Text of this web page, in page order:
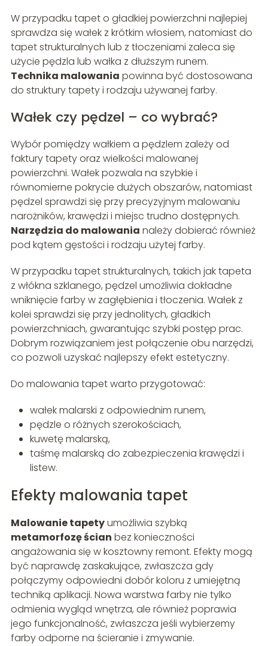
W przypadku tapet o gładkiej powierzchni najlepiej
sprawdza się wałek z krótkim włosiem, natomiast do
tapet strukturalnych lub z tłoczeniami zaleca się
użycie pędzla lub wałka z dłuższym runem.
Technika malowania powinna być dostosowana
do struktury tapety i rodzaju używanej farby.
Wałek czy pędzel – co wybrać?
Wybór pomiędzy wałkiem a pędzlem zależy od
faktury tapety oraz wielkości malowanej
powierzchni. Wałek pozwala na szybkie i
równomierne pokrycie dużych obszarów, natomiast
pędzel sprawdzi się przy precyzyjnym malowaniu
narożników, krawędzi i miejsc trudno dostępnych.
Narzędzia do malowania należy dobierać również
pod kątem gęstości i rodzaju użytej farby.
W przypadku tapet strukturalnych, takich jak tapeta
z włókna szklanego, pędzel umożliwia dokładne
wniknięcie farby w zagłębienia i tłoczenia. Wałek z
kolei sprawdzi się przy jednolitych, gładkich
powierzchniach, gwarantując szybki postęp prac.
Dobrym rozwiązaniem jest połączenie obu narzędzi,
co pozwoli uzyskać najlepszy efekt estetyczny.
Do malowania tapet warto przygotować:
wałek malarski z odpowiednim runem,
pędzle o różnych szerokościach,
kuwetę malarską,
taśmę malarską do zabezpieczenia krawędzi i
listew.
Efekty malowania tapet
Malowanie tapetyumożliwia szybką
metamorfozę ścian bez konieczności
angażowania się w kosztowny remont. Efekty mogą
być naprawdę zaskakujące, zwłaszcza gdy
połączymy odpowiedni dobór koloru z umiejętną
techniką aplikacji. Nowa warstwa farby nie tylko
odmienia wygląd wnętrza, ale również poprawia
jego funkcjonalność, zwłaszcza jeśli wybierzemy
farby odporne na ścieranie i zmywanie.